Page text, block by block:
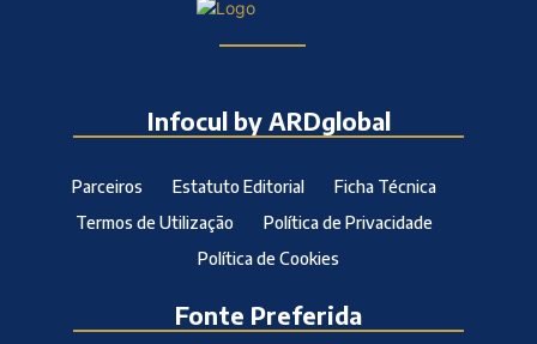
Infocul by ARDglobal
Parceiros Estatuto Editorial
Ficha Técnica
Termos de Utilização
Política de Privacidade
Política de Cookies
Fonte Preferida